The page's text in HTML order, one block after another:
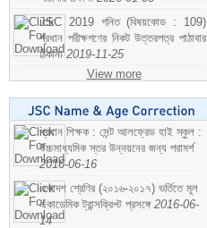
JSC 2019 গনিত (বিষয়কোড : 109)
প্রধান পরীক্ষগণের নিকট উত্তরপত্র পাঠাবার
ঠিকানা2019-11-25
View more
প্রধান শিক্ষক : সেন্ট আলফ্রেড হাই স্কুল :
উচ্চমাধ্যমিক স্তর উন্নয়নের জন্য পরামর্শ
2016-06-16
একাদশ শ্রেণির (২০১৬-২০১৭) ভর্তিতে মূল
একাডেমিক ট্রান্সক্রিপ্ট প্রসঙ্গে 2016-06-
14